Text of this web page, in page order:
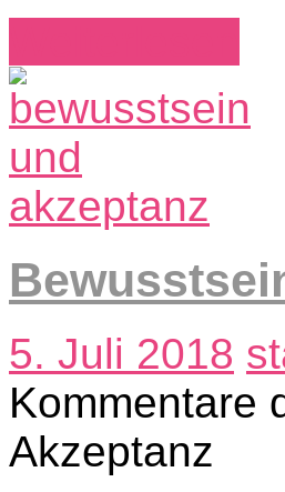
5. Juli 2018
Kommentare
Akzeptanz